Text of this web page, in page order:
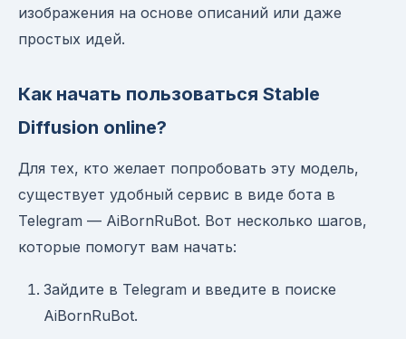
изображения на основе описаний или даже
простых идей.
Как начать пользоваться Stable
Diffusion online?
Для тех, кто желает попробовать эту модель,
существует удобный сервис в виде бота в
Telegram — AiBornRuBot. Вот несколько шагов,
которые помогут вам начать:
Зайдите в Telegram и введите в поиске
AiBornRuBot.